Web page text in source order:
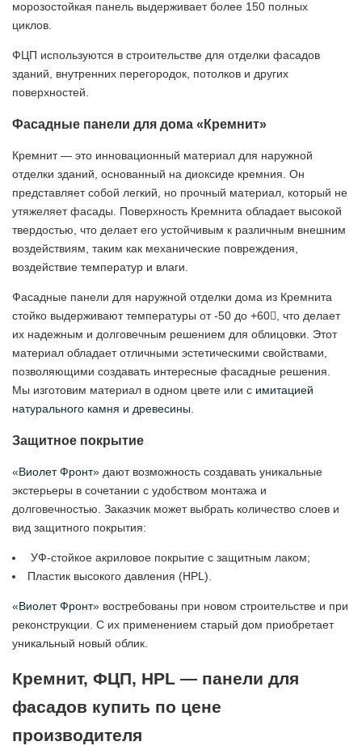
морозостойкая панель выдерживает более 150 полных
циклов.
ФЦП используются в строительстве для отделки фасадов
зданий, внутренних перегородок, потолков и других
поверхностей.
Фасадные панели для дома «Кремнит»
Кремнит — это инновационный материал для наружной
отделки зданий, основанный на диоксиде кремния. Он
представляет собой легкий, но прочный материал, который не
утяжеляет фасады. Поверхность Кремнита обладает высокой
твердостью, что делает его устойчивым к различным внешним
воздействиям, таким как механические повреждения,
воздействие температур и влаги.
Фасадные панели для наружной отделки дома из Кремнита
стойко выдерживают температуры от -50 до +60, что делает
их надежным и долговечным решением для облицовки. Этот
материал обладает отличными эстетическими свойствами,
позволяющими создавать интересные фасадные решения.
Мы изготовим материал в одном цвете или с имитацией
натурального камня и древесины
Защитное покрытие
«Виолет Фронт» дают возможность создавать уникальные
экстерьеры в сочетании с удобством монтажа и
долговечностью. Заказчик может выбрать количество слоев и
вид защитного покрытия:
УФ-стойкое акриловое покрытие с защитным лаком;
Пластик высокого давления (HPL).
«Виолет Фронт» востребованы при новом строительстве и при
реконструкции. С их применением старый дом приобретает
уникальный новый облик.
Кремнит, ФЦП, HPL — панели для
фасадов купить по цене
производителя